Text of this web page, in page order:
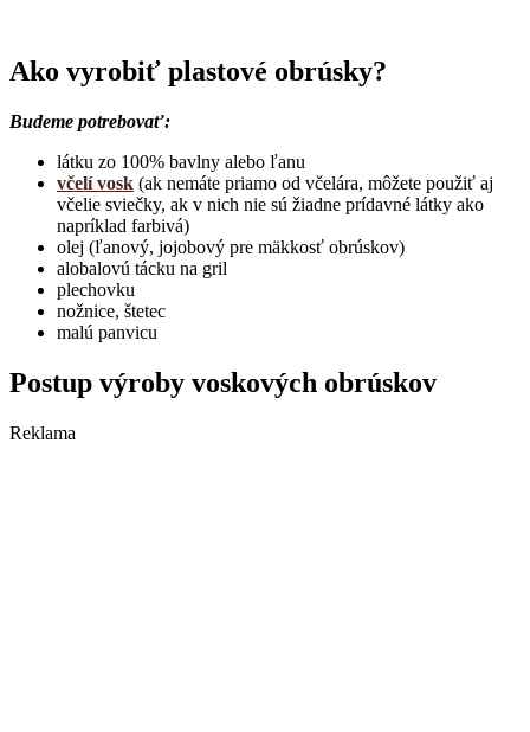
Ako vyrobiť plastové obrúsky?
Budeme potrebovať:
látku zo 100% bavlny alebo ľanu
včelí vosk (ak nemáte priamo od včelára, môžete použiť aj
včelie sviečky, ak v nich nie sú žiadne prídavné látky ako
napríklad farbivá)
olej (ľanový, jojobový pre mäkkosť obrúskov)
alobalovú tácku na gril
plechovku
nožnice, štetec
malú panvicu
Postup výroby voskových obrúskov
Reklama